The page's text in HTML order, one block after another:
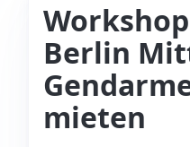
Berlin
mieten